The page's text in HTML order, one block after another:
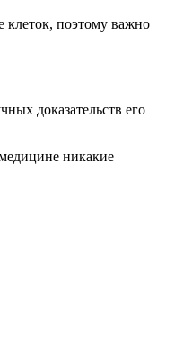
клеток, поэтому важно
доказательств его
никакие